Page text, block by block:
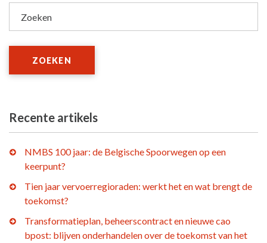
Zoeken
ZOEKEN
Recente artikels
NMBS 100 jaar: de Belgische Spoorwegen op een
keerpunt?
Tien jaar vervoerregioraden: werkt het en wat brengt de
toekomst?
Transformatieplan, beheerscontract en nieuwe cao
bpost: blijven onderhandelen over de toekomst van het